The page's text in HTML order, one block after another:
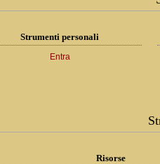
Strumenti personali
Entra
Risorse